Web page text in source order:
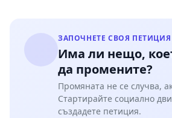
ЗАПОЧНЕТЕ СВОЯ ПЕТИЦИЯ
Има ли нещо,
да промените?
Промяната не се случва,
Стартирайте социално
създадете петиция.